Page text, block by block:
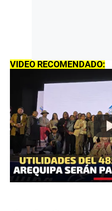
VIDEO RECOMENDADO: